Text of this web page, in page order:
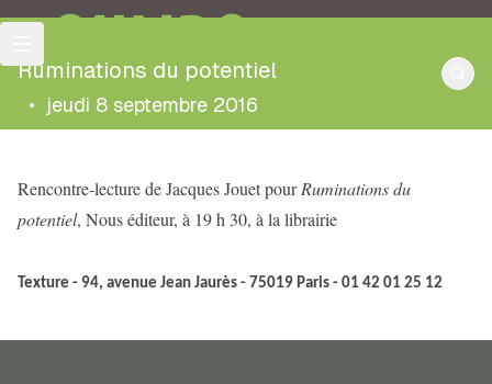
OULIPO
Ruminations du potentiel
• jeudi 8 septembre 2016
Rencontre-lecture de Jacques Jouet pourRuminations du
potentiel, Nous éditeur, à 19 h 30, à la librairie
Texture - 94, avenue Jean Jaurès - 75019 Paris - 01 42 01 25 12